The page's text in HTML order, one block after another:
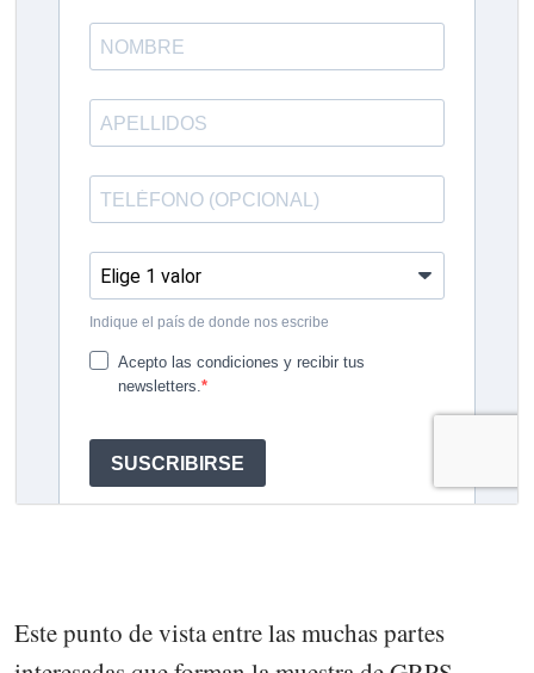
Este punto de vista entre las muchas partes